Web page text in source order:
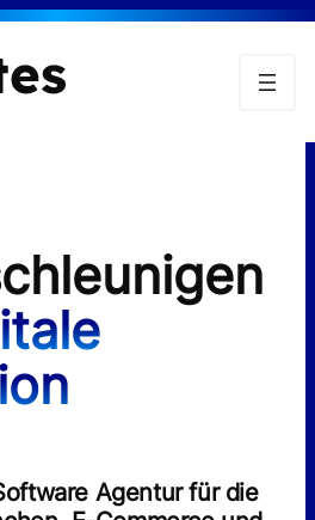
Agentur für die
jetzt Ihre